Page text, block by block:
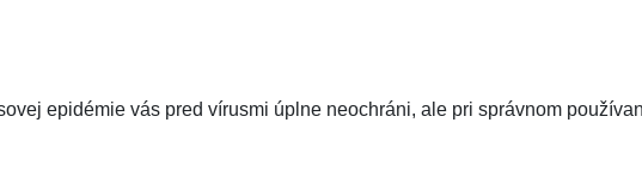
epidémie vás pred vírusmi úplne neochráni, ale pri správnom